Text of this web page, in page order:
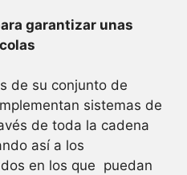
garantizar unas
de su conjunto de
sistemas de
de toda la cadena
así a los
en los que puedan